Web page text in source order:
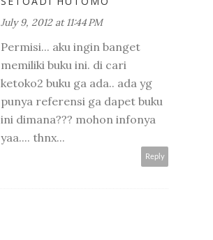
July 9, 2012 at 11:44 PM
Permisi... aku ingin banget
memiliki buku ini. di cari
ketoko2 buku ga ada.. ada yg
punya referensi ga dapet buku
ini dimana??? mohon infonya
yaa.... thnx...
Reply